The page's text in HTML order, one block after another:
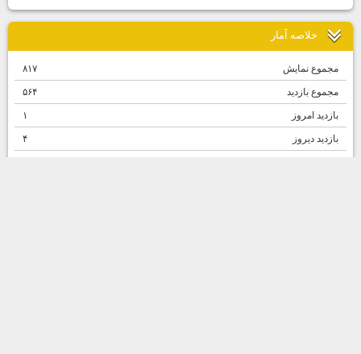
خلاصه آمار
مجموع نمایش‌ ۸۱۷
مجموع بازدید ۵۶۴
بازدید امروز ۱
بازدید دیروز ۴